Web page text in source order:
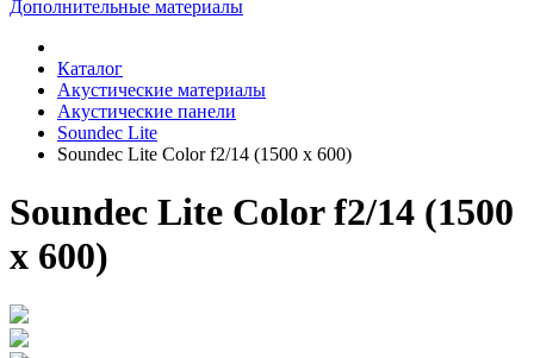
Дополнительные материалы
Каталог
Акустические материалы
Акустические панели
Soundec Lite
Soundec Lite Color f2/14 (1500 x 600)
Soundec Lite Color f2/14 (1500
x 600)